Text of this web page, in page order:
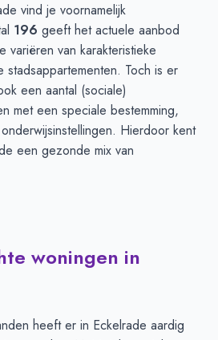
vind je voornamelijk
196 geeft het actuele aanbod
variëren van karakteristieke
Toch is er
een aantal (sociale)
met een speciale bestemming,
Hierdoor kent
een gezonde mix van
woningen in
heeft er in Eckelrade aardig